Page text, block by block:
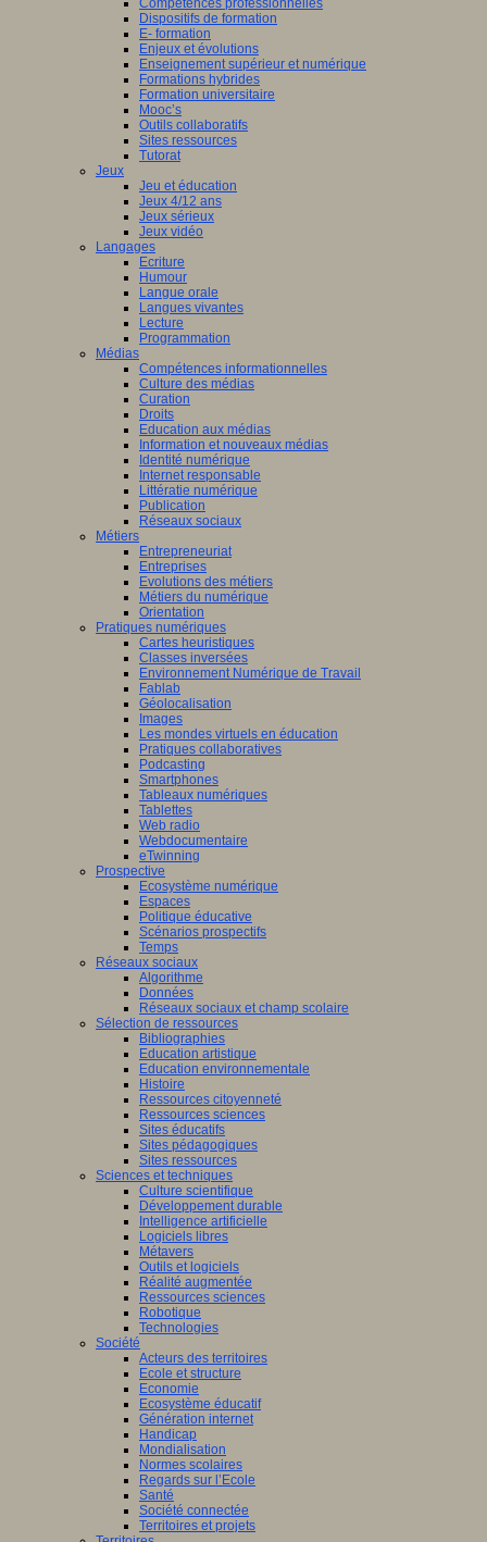
Compétences professionnelles
Dispositifs de formation
E- formation
Enjeux et évolutions
Enseignement supérieur et numérique
Formations hybrides
Formation universitaire
Mooc’s
Outils collaboratifs
Sites ressources
Tutorat
Jeux
Jeu et éducation
Jeux 4/12 ans
Jeux sérieux
Jeux vidéo
Langages
Ecriture
Humour
Langue orale
Langues vivantes
Lecture
Programmation
Médias
Compétences informationnelles
Culture des médias
Curation
Droits
Education aux médias
Information et nouveaux médias
Identité numérique
Internet responsable
Littératie numérique
Publication
Réseaux sociaux
Métiers
Entrepreneuriat
Entreprises
Evolutions des métiers
Métiers du numérique
Orientation
Pratiques numériques
Cartes heuristiques
Classes inversées
Environnement Numérique de Travail
Fablab
Géolocalisation
Images
Les mondes virtuels en éducation
Pratiques collaboratives
Podcasting
Smartphones
Tableaux numériques
Tablettes
Web radio
Webdocumentaire
eTwinning
Prospective
Ecosystème numérique
Espaces
Politique éducative
Scénarios prospectifs
Temps
Réseaux sociaux
Algorithme
Données
Réseaux sociaux et champ scolaire
Sélection de ressources
Bibliographies
Education artistique
Education environnementale
Histoire
Ressources citoyenneté
Ressources sciences
Sites éducatifs
Sites pédagogiques
Sites ressources
Sciences et techniques
Culture scientifique
Développement durable
Intelligence artificielle
Logiciels libres
Métavers
Outils et logiciels
Réalité augmentée
Ressources sciences
Robotique
Technologies
Société
Acteurs des territoires
Ecole et structure
Economie
Ecosystème éducatif
Génération internet
Handicap
Mondialisation
Normes scolaires
Regards sur l’Ecole
Santé
Société connectée
Territoires et projets